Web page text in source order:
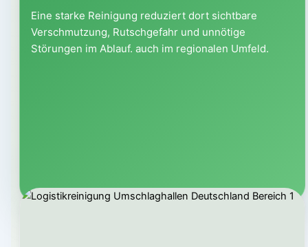
Eine starke Reinigung reduziert dort sichtbare
Verschmutzung, Rutschgefahr und unnötige
Störungen im Ablauf. auch im regionalen Umfeld.